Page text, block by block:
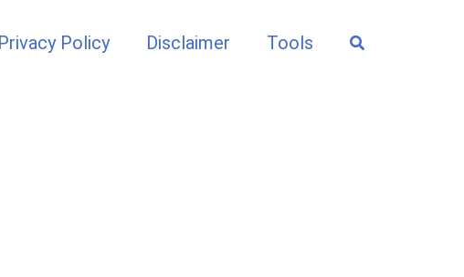
Privacy Policy Disclaimer Tools Search